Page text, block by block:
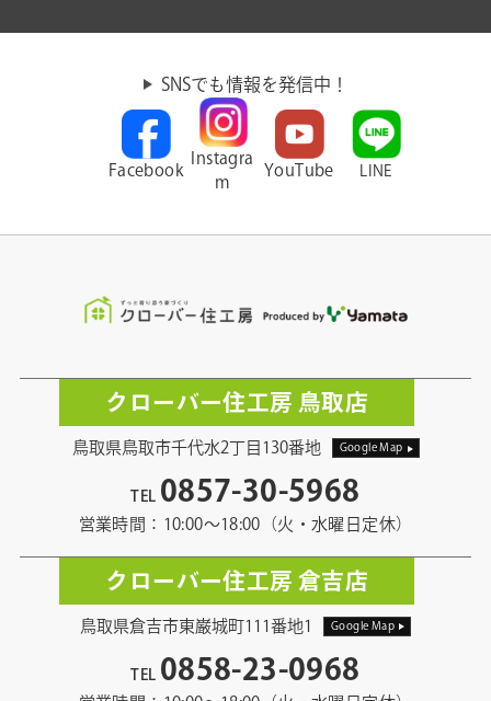
SNSでも情報を発信中！
Facebook
Instagra
m
YouTube LINE
クローバー住工房 鳥取店
鳥取県鳥取市千代水2丁目130番地 Google Map
TEL 0857-30-5968
営業時間：10:00〜18:00（火・水曜日定休）
クローバー住工房 倉吉店
鳥取県倉吉市東巌城町111番地1 Google Map
TEL 0858-23-0968